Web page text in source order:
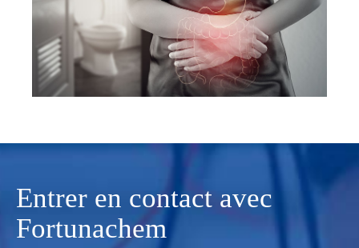
Entrer en contact avec
Fortunachem